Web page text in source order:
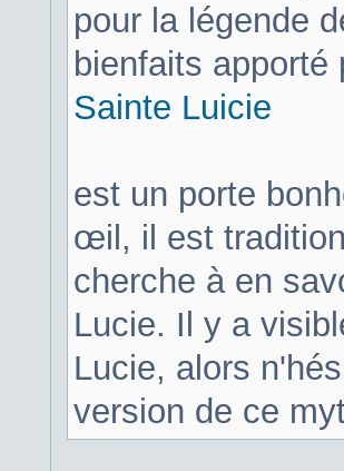
pour la légende
bienfaits
Sainte Luicie
est un porte
œil, il est
cherche à en
Lucie. Il y a
Lucie, alors
version de ce